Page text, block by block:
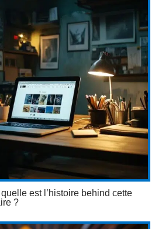
est l’histoire behind cette
?